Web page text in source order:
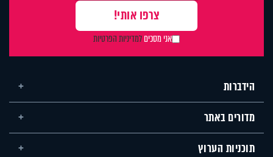
אני מסכיםלמדיניות הפרטיות
הידברות
מדורים באתר
תוכניות הערוץ